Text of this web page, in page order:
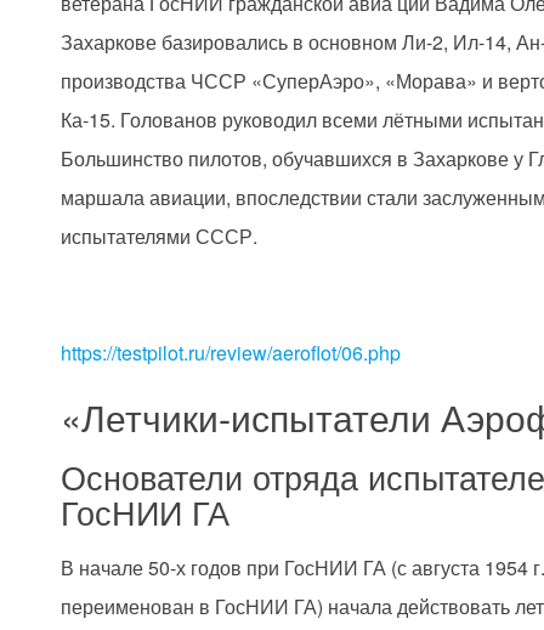
Захаркове базировались в основном Ли-2, Ил-14,
производства ЧССР «СуперАэро», «Морава» и
Ка-15. Голованов руководил всеми лётными
Большинство пилотов, обучавшихся в Захаркове у
маршала авиации, впоследствии стали
испытателями СССР.
https://testpilot.ru/review/aeroflot/06.php
«Летчики-испытатели
Основатели отряда
ГосНИИ ГА
В начале 50-х годов при ГосНИИ ГА (с августа
переименован в ГосНИИ ГА) начала действовать